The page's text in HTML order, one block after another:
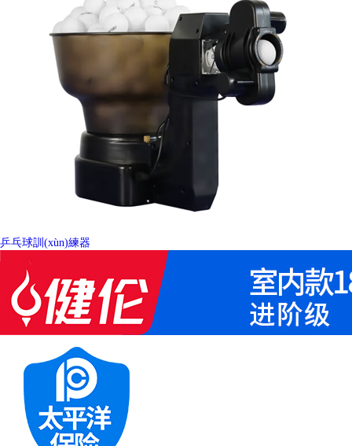
乒乓球訓(xùn)練器